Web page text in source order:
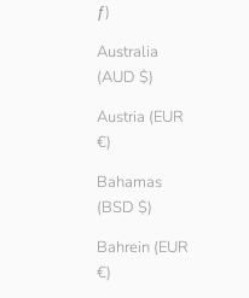
ƒ)
Australia
(AUD $)
Austria (EUR
€)
Bahamas
(BSD $)
Bahrein (EUR
€)